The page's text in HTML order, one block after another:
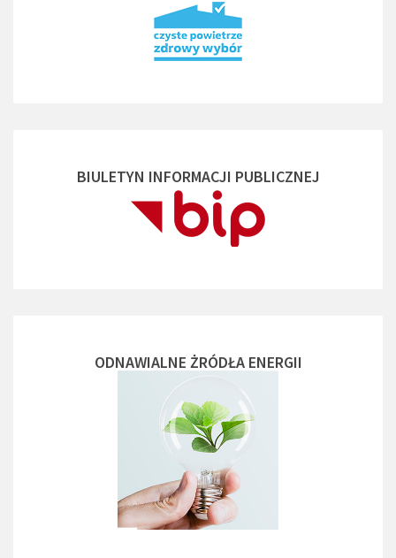
BIULETYN INFORMACJI PUBLICZNEJ
ODNAWIALNE ŻRÓDŁA ENERGII